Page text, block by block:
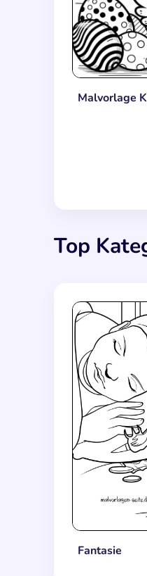
Malvorlage
Top
Fantasie